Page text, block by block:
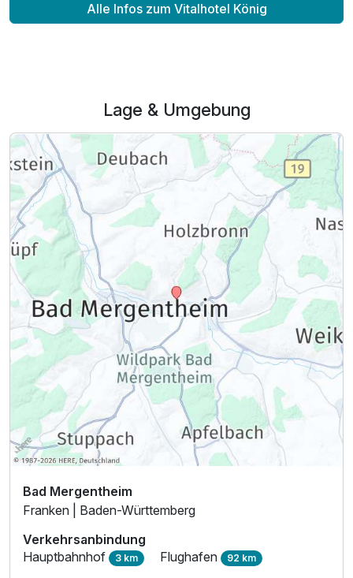
p.P. ab
Juniorsuite/n
2 Erwachsene und 2 Kinder
Alle Infos zum Vitalhotel König
Lage & Umgebung
Bad Mergentheim
Franken | Baden-Württemberg
Verkehrsanbindung
Hauptbahnhof 3 km Flughafen 92 km